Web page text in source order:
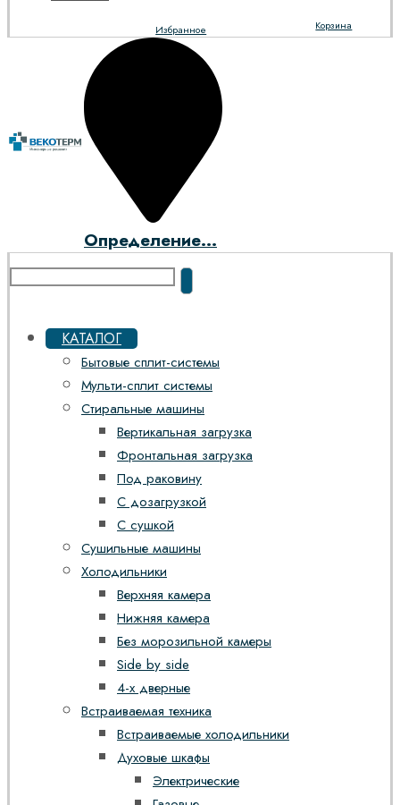
Корзина
Избранное
Определение...
КАТАЛОГ
Бытовые сплит-системы
Мульти-сплит системы
Стиральные машины
Вертикальная загрузка
Фронтальная загрузка
Под раковину
С дозагрузкой
С сушкой
Сушильные машины
Холодильники
Верхняя камера
Нижняя камера
Без морозильной камеры
Side by side
4-х дверные
Встраиваемая техника
Встраиваемые холодильники
Духовые шкафы
Электрические